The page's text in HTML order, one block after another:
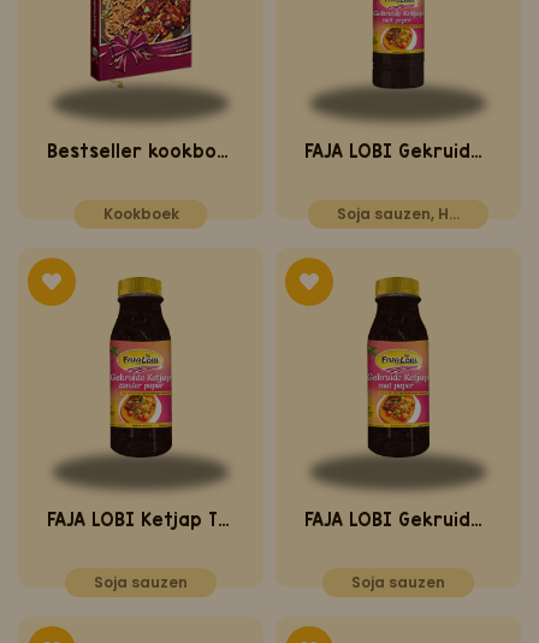
Bestseller kookboek deel 6
Kookboek
FAJA LOBI Gekruide Ketjap met peper 1 L
Soja sauzen, Horeca
FAJA LOBI Ketjap Trafasie (Gekruide Ketjap) 250 ml
Soja sauzen
FAJA LOBI Gekruide Ketjap met peper 250 ml
Soja sauzen